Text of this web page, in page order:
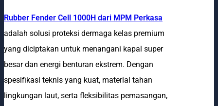
Rubber Fender Cell 1000H dari MPM Perkasa
adalah solusi proteksi dermaga kelas premium
yang diciptakan untuk menangani kapal super
besar dan energi benturan ekstrem. Dengan
spesifikasi teknis yang kuat, material tahan
lingkungan laut, serta fleksibilitas pemasangan,